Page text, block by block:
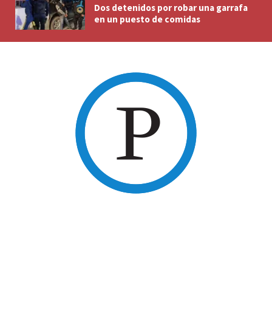
Dos detenidos por robar una garrafa
en un puesto de comidas